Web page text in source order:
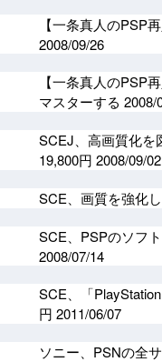
【一条真人のPSP
2008/09/26
【一条真人のPSP
マスターする 2008/
SCEJ、高画質化を
19,800円 2008/09/02
SCE、画質を強化
SCE、PSPのソフ
2008/07/14
SCE、「
円 2011/06/07
ソニー、PSNの全